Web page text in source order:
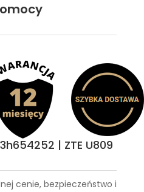
| ZTE U809
cenie, bezpieczeństwo i